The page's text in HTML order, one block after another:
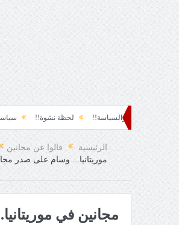
الأرضة والسياسة!! لحظة نشوة!! سياسة!!
الرئيسية قالوا عن مجانين
موريتانيا... وسام على صدر
مجانين في